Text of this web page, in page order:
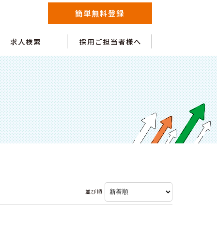
簡単無料登録
求人検索 採用ご担当者様へ
並び順